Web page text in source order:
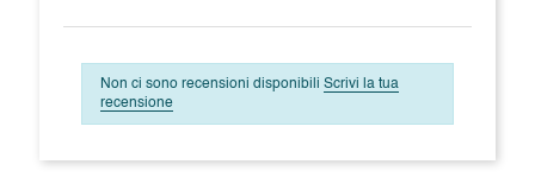
Non ci sono recensioni disponibili Scrivi la tua
recensione